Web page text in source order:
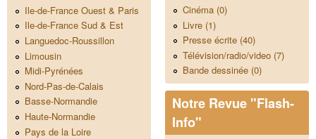
Ile-de-France Ouest & Paris
Ile-de-France Sud & Est
Languedoc-Roussillon
Limousin
Midi-Pyrénées
Nord-Pas-de-Calais
Basse-Normandie
Haute-Normandie
Pays de la Loire
Cinéma (0)
Livre (1)
Presse écrite (40)
Télévision/radio/video (7)
Bande dessinée (0)
Notre Revue "Flash-
Info"